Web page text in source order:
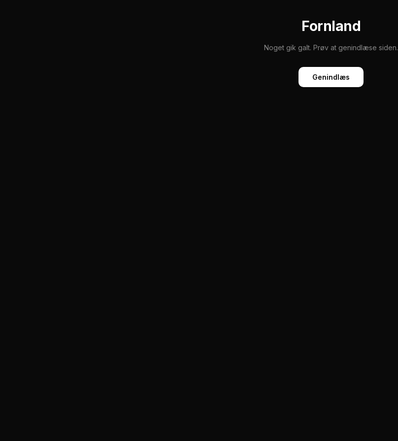
Fornland
Noget gik galt. Prøv at genindlæse siden.
Genindlæs